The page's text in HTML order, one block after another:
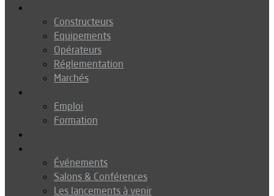
Constructeurs
Equipements
Opérateurs
Réglementation
Marchés
Emploi
Formation
Événements
Salons & Conférences
Les lancements à venir